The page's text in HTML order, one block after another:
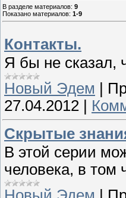
В разделе материалов: 9
Показано материалов: 1-9
Контакты.
Я бы не сказал,
Новый Эдем |
27.04.2012 |
Скрытые
В этой серии
человека, в том